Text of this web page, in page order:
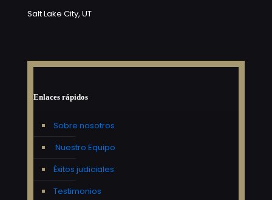
Salt Lake City, UT
Enlaces rápidos
Sobre nosotros
Nuestro Equipo
Éxitos judiciales
Testimonios